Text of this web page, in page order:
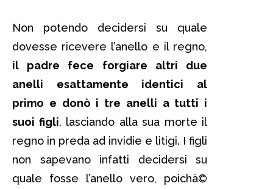
Non potendo decidersi su quale
dovesse ricevere l’anello e il regno,
il padre fece forgiare altri due
anelli esattamente identici al
primo e donò i tre anelli a tutti i
suoi figli, lasciando alla sua morte il
regno in preda ad invidie e litigi. I figli
non sapevano infatti decidersi su
quale fosse l’anello vero, poichà©